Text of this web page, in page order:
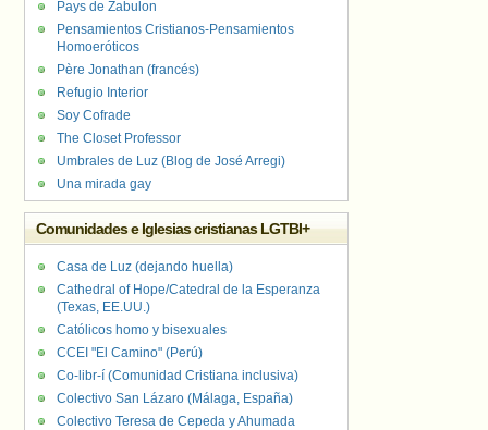
Pays de Zabulon
Pensamientos Cristianos-Pensamientos
Homoeróticos
Père Jonathan (francés)
Refugio Interior
Soy Cofrade
The Closet Professor
Umbrales de Luz (Blog de José Arregi)
Una mirada gay
Comunidades e Iglesias cristianas LGTBI+
Casa de Luz (dejando huella)
Cathedral of Hope/Catedral de la Esperanza
(Texas, EE.UU.)
Católicos homo y bisexuales
CCEI "El Camino" (Perú)
Co-libr-í (Comunidad Cristiana inclusiva)
Colectivo San Lázaro (Málaga, España)
Colectivo Teresa de Cepeda y Ahumada